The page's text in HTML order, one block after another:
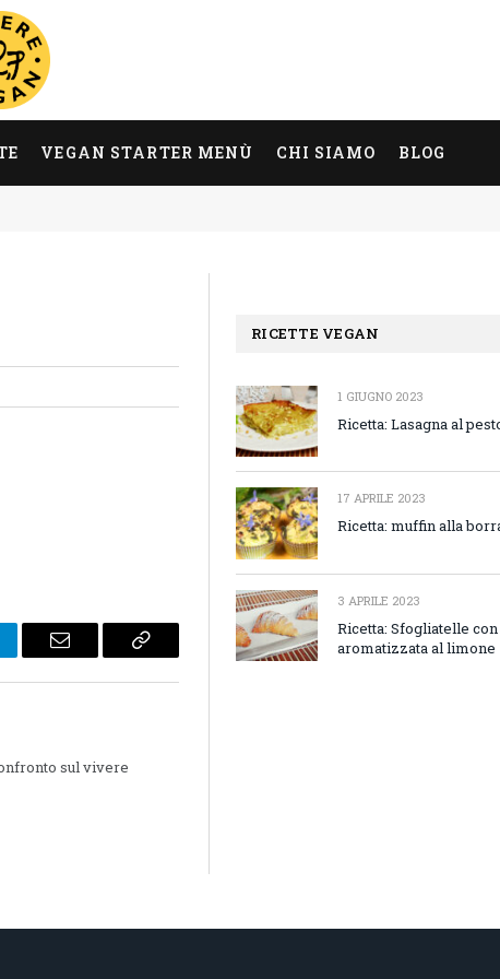
VEGAN STARTER MENÙ CHI SIAMO BLOG
Email
Copy
sul vivere
RICETTE VEGAN
1 GIUGNO 2023
Ricetta: Lasagna al
17 APRILE 2023
Ricetta: muffin alla
3 APRILE 2023
Ricetta: Sfogliatelle
aromatizzata al limone